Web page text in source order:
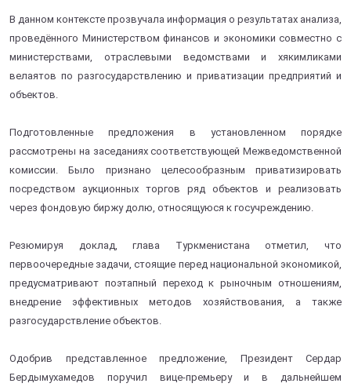
В данном контексте прозвучала информация о результатах анализа,
проведённого Министерством финансов и экономики совместно с
министерствами, отраслевыми ведомствами и хякимликами
велаятов по разгосударствлению и приватизации предприятий и
объектов.
Подготовленные предложения в установленном порядке
рассмотрены на заседаниях соответствующей Межведомственной
комиссии. Было признано целесообразным приватизировать
посредством аукционных торгов ряд объектов и реализовать
через фондовую биржу долю, относящуюся к госучреждению.
Резюмируя доклад, глава Туркменистана отметил, что
первоочередные задачи, стоящие перед национальной экономикой,
предусматривают поэтапный переход к рыночным отношениям,
внедрение эффективных методов хозяйствования, а также
разгосударствление объектов.
Одобрив представленное предложение, Президент Сердар
Бердымухамедов поручил вице-премьеру и в дальнейшем